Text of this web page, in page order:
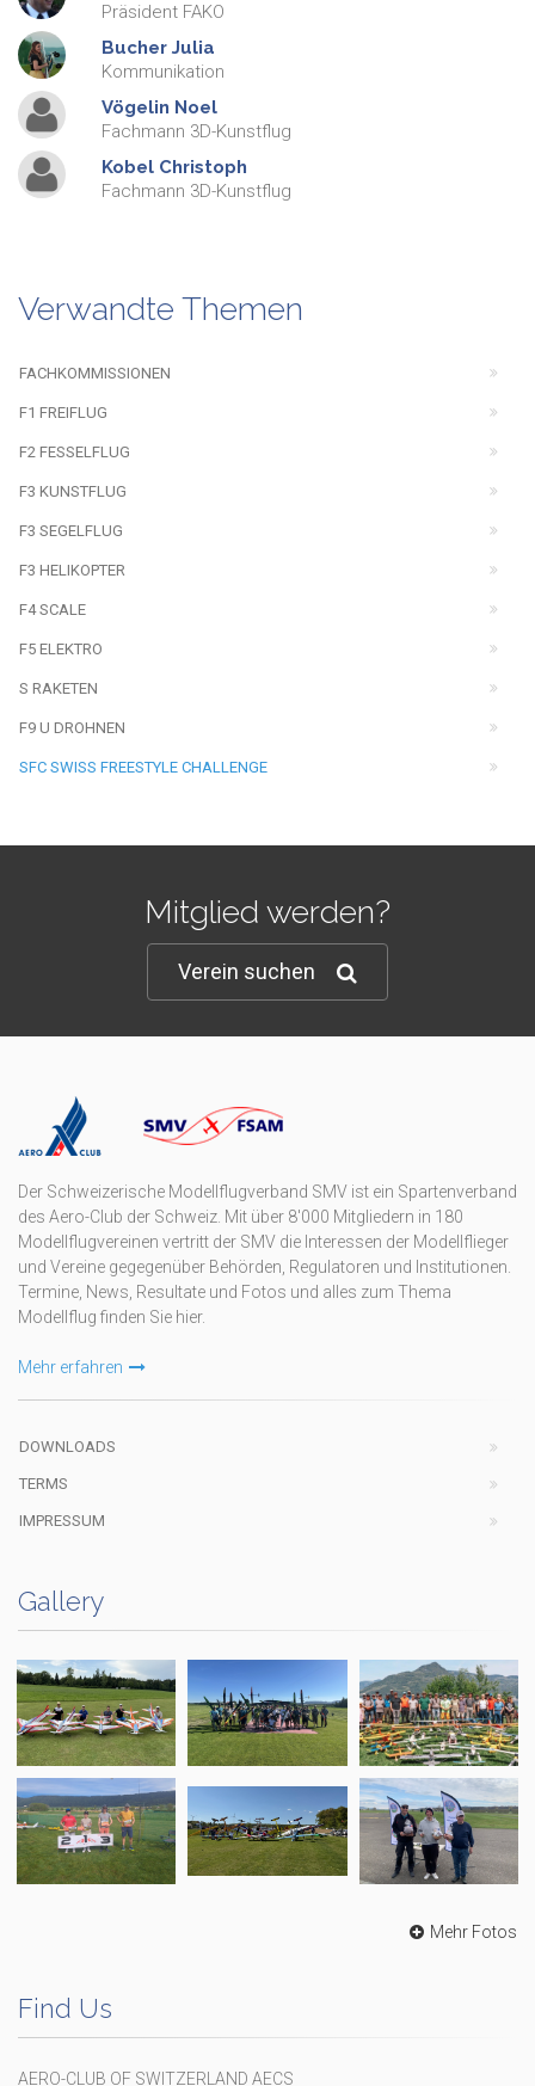
Präsident FAKO
Bucher Julia
Kommunikation
Vögelin Noel
Fachmann 3D-Kunstflug
Kobel Christoph
Fachmann 3D-Kunstflug
Verwandte Themen
FACHKOMMISSIONEN
F1 FREIFLUG
F2 FESSELFLUG
F3 KUNSTFLUG
F3 SEGELFLUG
F3 HELIKOPTER
F4 SCALE
F5 ELEKTRO
S RAKETEN
F9 U DROHNEN
SFC SWISS FREESTYLE CHALLENGE
Mitglied werden?
Verein suchen
Der Schweizerische Modellflugverband SMV ist ein Spartenverband
des Aero-Club der Schweiz. Mit über 8'000 Mitgliedern in 180
Modellflugvereinen vertritt der SMV die Interessen der Modellflieger
und Vereine gegegenüber Behörden, Regulatoren und Institutionen.
Termine, News, Resultate und Fotos und alles zum Thema
Modellflug finden Sie hier.
Mehr erfahren
DOWNLOADS
TERMS
IMPRESSUM
Gallery
Mehr Fotos
Find Us
AERO-CLUB OF SWITZERLAND AECS